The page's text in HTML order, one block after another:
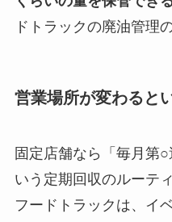
ドトラックの廃油管理
営業場所が変わると
固定店舗なら「毎月第
いう定期回収のルーテ
フードトラックは、イ